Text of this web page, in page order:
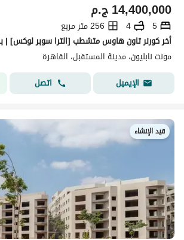
ج.م14,400,000
5
4
256 متر مربع
مونت نابليون، مدينة المستقبل، القاهرة
الإيميل
اتصل
قيد الإنشاء